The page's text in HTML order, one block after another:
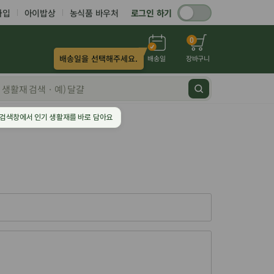
아이밥상 농식품 바우처 로그인 하기
배송일
배송일을 선택해주세요.
0
장바구니
검색창에서 인기 생활재를 바로 담아요